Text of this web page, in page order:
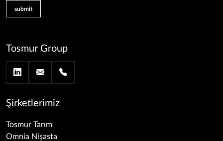
submit
Tosmur Group
Şirketlerimiz
Tosmur Tarım
Omnia Nişasta